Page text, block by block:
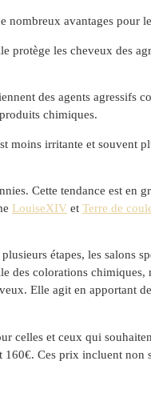
nombreux avantages pour
les cheveux des
des agents agressifs
chimiques.
irritante et souvent
Cette tendance est en
LouiseXIV et Terre de
étapes, les salons
des colorations
Elle agit en apportant
celles et ceux qui
Ces prix incluent